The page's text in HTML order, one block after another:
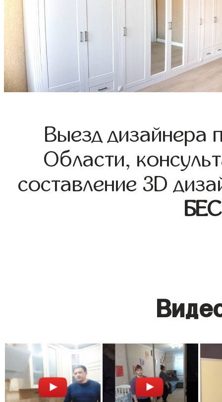
Выезд дизайнера
Области,
составление 3D